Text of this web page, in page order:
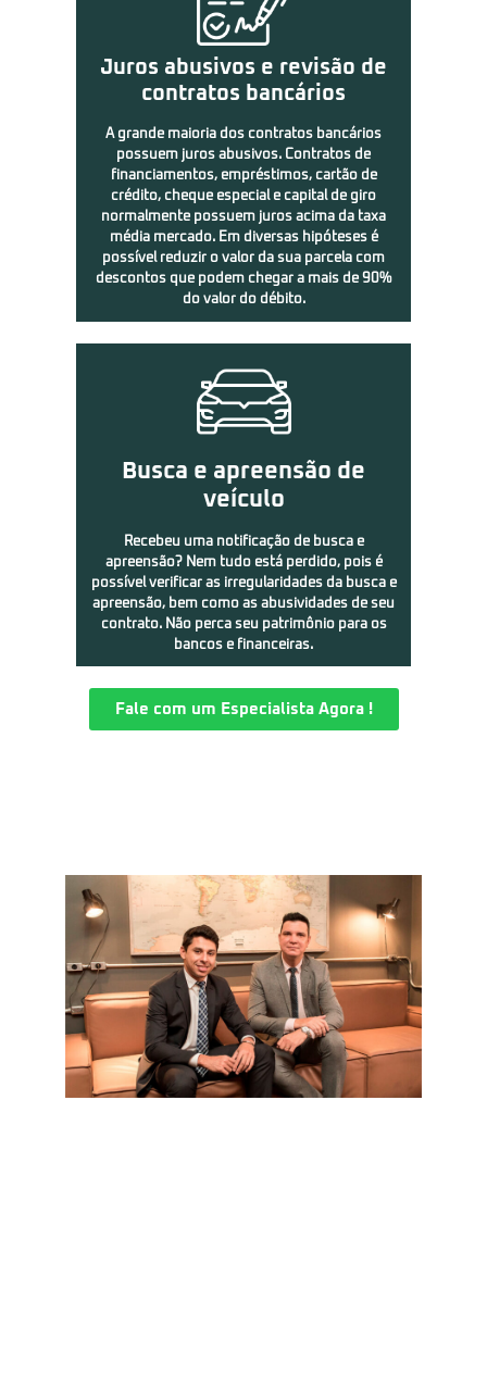
Juros abusivos e revisão de
contratos bancários
A grande maioria dos contratos bancários
possuem juros abusivos. Contratos de
financiamentos, empréstimos, cartão de
crédito, cheque especial e capital de giro
normalmente possuem juros acima da taxa
média mercado. Em diversas hipóteses é
possível reduzir o valor da sua parcela com
descontos que podem chegar a mais de 90%
do valor do débito.
Busca e apreensão de
veículo
Recebeu uma notificação de busca e
apreensão? Nem tudo está perdido, pois é
possível verificar as irregularidades da busca e
apreensão, bem como as abusividades de seu
contrato. Não perca seu patrimônio para os
bancos e financeiras.
Fale com um Especialista Agora !